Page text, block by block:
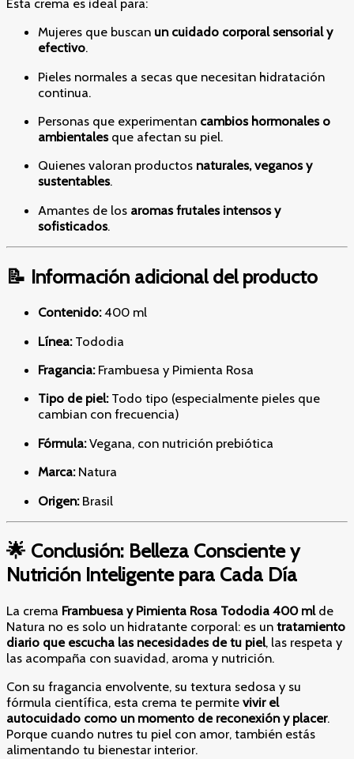
Mujeres que buscan un cuidado corporal sensorial y
efectivo.
Pieles normales a secas que necesitan hidratación
continua.
Personas que experimentan cambios hormonales o
ambientalesque afectan su piel.
Quienes valoran productos naturales, veganos y
sustentables.
Amantes de los aromas frutales intensos y
sofisticados.
📝 Información adicional del producto
Contenido:400 ml
Línea:Tododia
Fragancia:Frambuesa y Pimienta Rosa
Tipo de piel:Todo tipo (especialmente pieles que
cambian con frecuencia)
Fórmula:Vegana, con nutrición prebiótica
Marca:Natura
Origen:Brasil
🌟 Conclusión: Belleza Consciente y
Nutrición Inteligente para Cada Día
La crema Frambuesa y Pimienta Rosa Tododia 400 mlde
Natura no es solo un hidratante corporal: es un tratamiento
diario que escucha las necesidades de tu piel, las respeta y
las acompaña con suavidad, aroma y nutrición.
Con su fragancia envolvente, su textura sedosa y su
fórmula científica, esta crema te permite vivir el
autocuidado como un momento de reconexión y placer.
Porque cuando nutres tu piel con amor, también estás
alimentando tu bienestar interior.